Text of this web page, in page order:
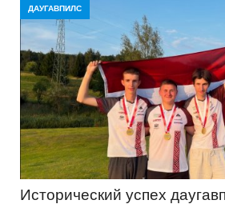
ДАУГАВПИЛС
Исторический успех